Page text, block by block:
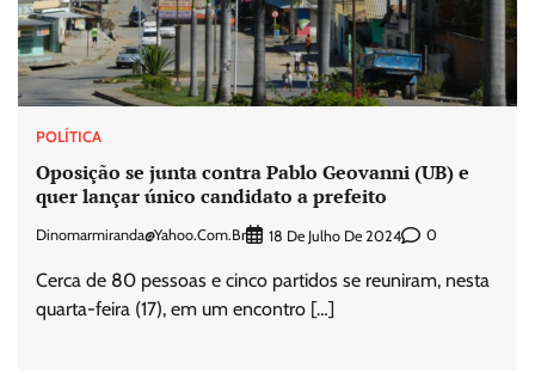
POLÍTICA
Oposição se junta contra Pablo Geovanni (UB) e
quer lançar único candidato a prefeito
Dinomarmiranda@yahoo.com.br 18 De Julho De 2024 0
Cerca de 80 pessoas e cinco partidos se reuniram, nesta
quarta-feira (17), em um encontro […]